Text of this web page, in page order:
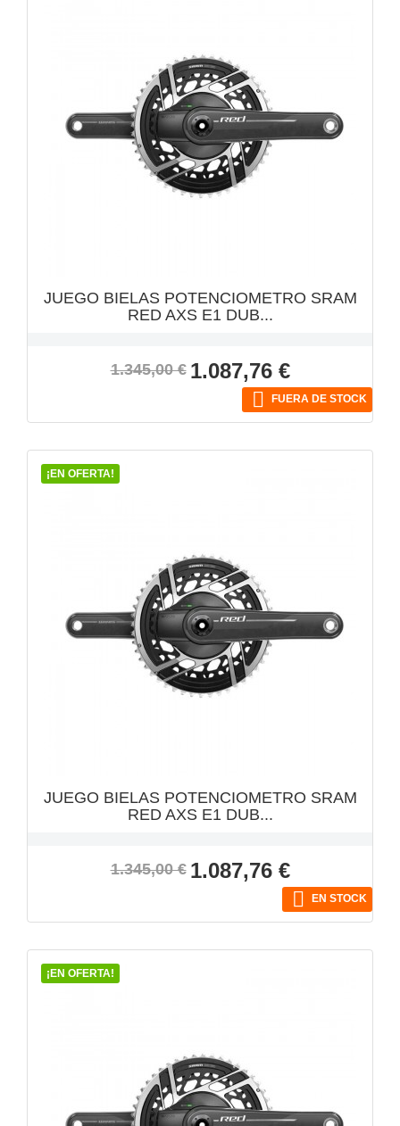
JUEGO BIELAS POTENCIOMETRO SRAM
RED AXS E1 DUB...
Precio
1.345,00 € Precio
1.087,76 €
 FUERA DE STOCK
¡EN OFERTA!
JUEGO BIELAS POTENCIOMETRO SRAM
RED AXS E1 DUB...
Precio
1.345,00 € Precio
1.087,76 €
 EN STOCK
¡EN OFERTA!
VISTA RÁPIDA
VISTA RÁPIDA